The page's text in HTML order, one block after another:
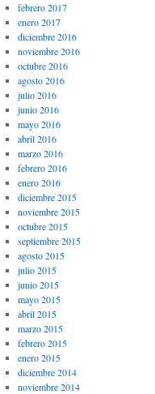
febrero 2017
enero 2017
diciembre 2016
noviembre 2016
octubre 2016
agosto 2016
julio 2016
junio 2016
mayo 2016
abril 2016
marzo 2016
febrero 2016
enero 2016
diciembre 2015
noviembre 2015
octubre 2015
septiembre 2015
agosto 2015
julio 2015
junio 2015
mayo 2015
abril 2015
marzo 2015
febrero 2015
enero 2015
diciembre 2014
noviembre 2014